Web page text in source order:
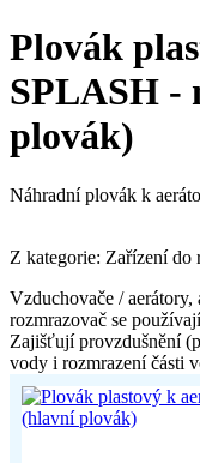
Plovák
SPLASH -
plovák)
Náhradní plovák k
Z kategorie: Zařízení do
Vzduchovače / aerátory,
rozmrazovač se
Zajišťují provzdušnění
vody i rozmrazení části